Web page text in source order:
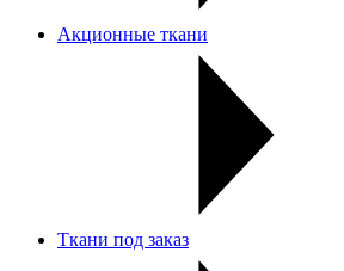
Акционные ткани
Ткани под заказ